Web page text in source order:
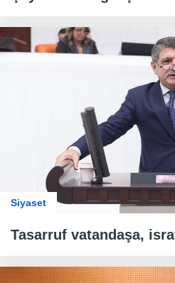
Siyaset
Tasarruf vatandaşa,